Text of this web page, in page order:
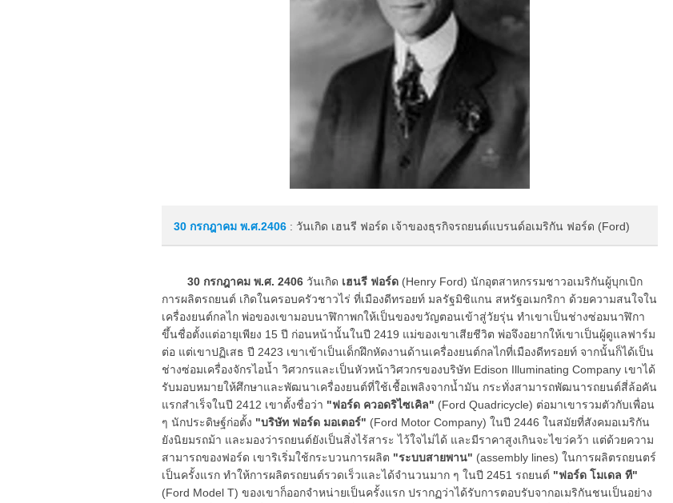
30 กรกฎาคม พ.ศ.2406 : วันเกิด เฮนรี ฟอร์ด เจ้าของธุรกิจรถยนต์แบรนด์อเมริกัน ฟอร์ด (Ford)
30 กรกฎาคม พ.ศ. 2406 วันเกิด เฮนรี ฟอร์ด (Henry Ford) นักอุตสาหกรรมชาวอเมริกันผู้บุกเบิก
การผลิตรถยนต์ เกิดในครอบครัวชาวไร่ ที่เมืองดีทรอยท์ มลรัฐมิชิแกน สหรัฐอเมกริกา ด้วยความสนใจใน
เครื่องยนต์กลไก พ่อของเขามอบนาฬิกาพกให้เป็นของขวัญตอนเข้าสู่วัยรุ่น ทำเขาเป็นช่างซ่อมนาฬิกา
ขึ้นชื่อตั้งแต่อายุเพียง 15 ปี ก่อนหน้านั้นในปี 2419 แม่ของเขาเสียชีวิต พ่อจึงอยากให้เขาเป็นผู้ดูแลฟาร์ม
ต่อ แต่เขาปฏิเสธ ปี 2423 เขาเข้าเป็นเด็กฝึกหัดงานด้านเครื่องยนต์กลไกที่เมืองดีทรอยท์ จากนั้นก็ได้เป็น
ช่างซ่อมเครื่องจักรไอน้ำ วิศวกรและเป็นหัวหน้าวิศวกรของบริษัท Edison Illuminating Company เขาได้
รับมอบหมายให้ศึกษาและพัฒนาเครื่องยนต์ที่ใช้เชื้อเพลิงจากน้ำมัน กระทั่งสามารถพัฒนารถยนต์สี่ล้อคัน
แรกสำเร็จในปี 2412 เขาตั้งชื่อว่า "ฟอร์ด ควอดริไซเคิล" (Ford Quadricycle) ต่อมาเขารวมตัวกับเพื่อน
ๆ นักประดิษฐ์ก่อตั้ง "บริษัท ฟอร์ด มอเตอร์" (Ford Motor Company) ในปี 2446 ในสมัยที่สังคมอเมริกัน
ยังนิยมรถม้า และมองว่ารถยนต์ยังเป็นสิ่งไร้สาระ ไว้ใจไม่ได้ และมีราคาสูงเกินจะไขว่คว้า แต่ด้วยความ
สามารถของฟอร์ด เขาริเริ่มใช้กระบวนการผลิต "ระบบสายพาน" (assembly lines) ในการผลิตรถยนตร์
เป็นครั้งแรก ทำให้การผลิตรถยนต์รวดเร็วและได้จำนวนมาก ๆ ในปี 2451 รถยนต์ "ฟอร์ด โมเดล ที"
(Ford Model T) ของเขาก็ออกจำหน่ายเป็นครั้งแรก ปรากฏว่าได้รับการตอบรับจากอเมริกันชนเป็นอย่าง